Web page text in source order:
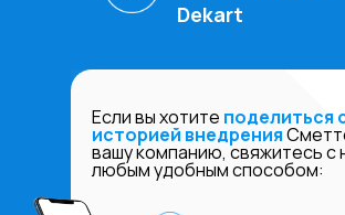
Dekart
Если вы хотите поделиться
историей внедрения
вашу компанию, свяжитесь с
любым удобным способом: